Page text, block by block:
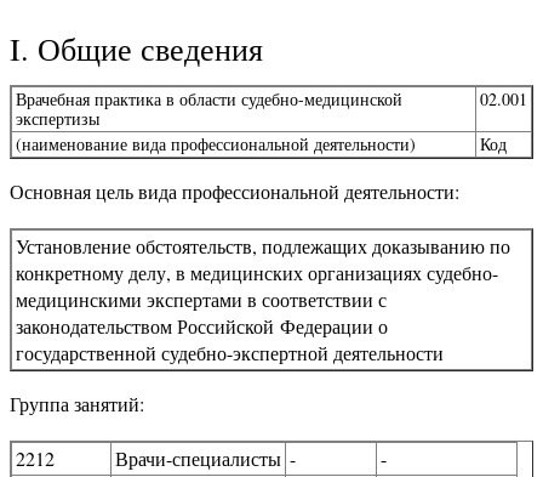
I. Общие сведения
Врачебная практика в области судебно-медицинской
экспертизы
02.001
(наименование вида профессиональной деятельности)
Код
Основная цель вида профессиональной деятельности:
Установление обстоятельств, подлежащих доказыванию по
конкретному делу, в медицинских организациях судебно-
медицинскими экспертами в соответствии с
законодательством Российской Федерации о
государственной судебно-экспертной деятельности
Группа занятий:
2212 Врачи-специалисты -
-